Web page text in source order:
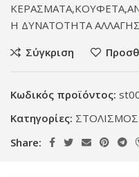
Η ΔΥΝΑΤΟΤΗΤΑ
Σύγκριση
Κωδικός προϊόντος:
Κατηγορίες: ΣΤΟΛΙΣΜΟΣ
Share: